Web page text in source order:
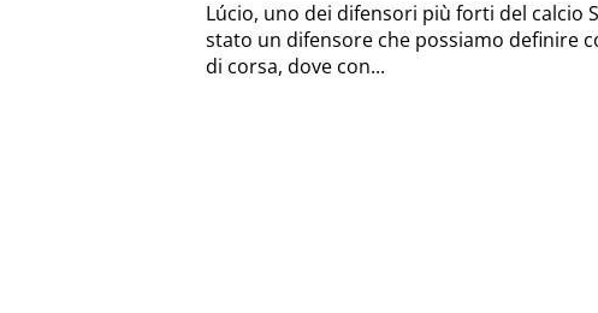
Lúcio, uno dei difensori più forti del calcio Sud-
stato un difensore che possiamo definire
di corsa, dove con...